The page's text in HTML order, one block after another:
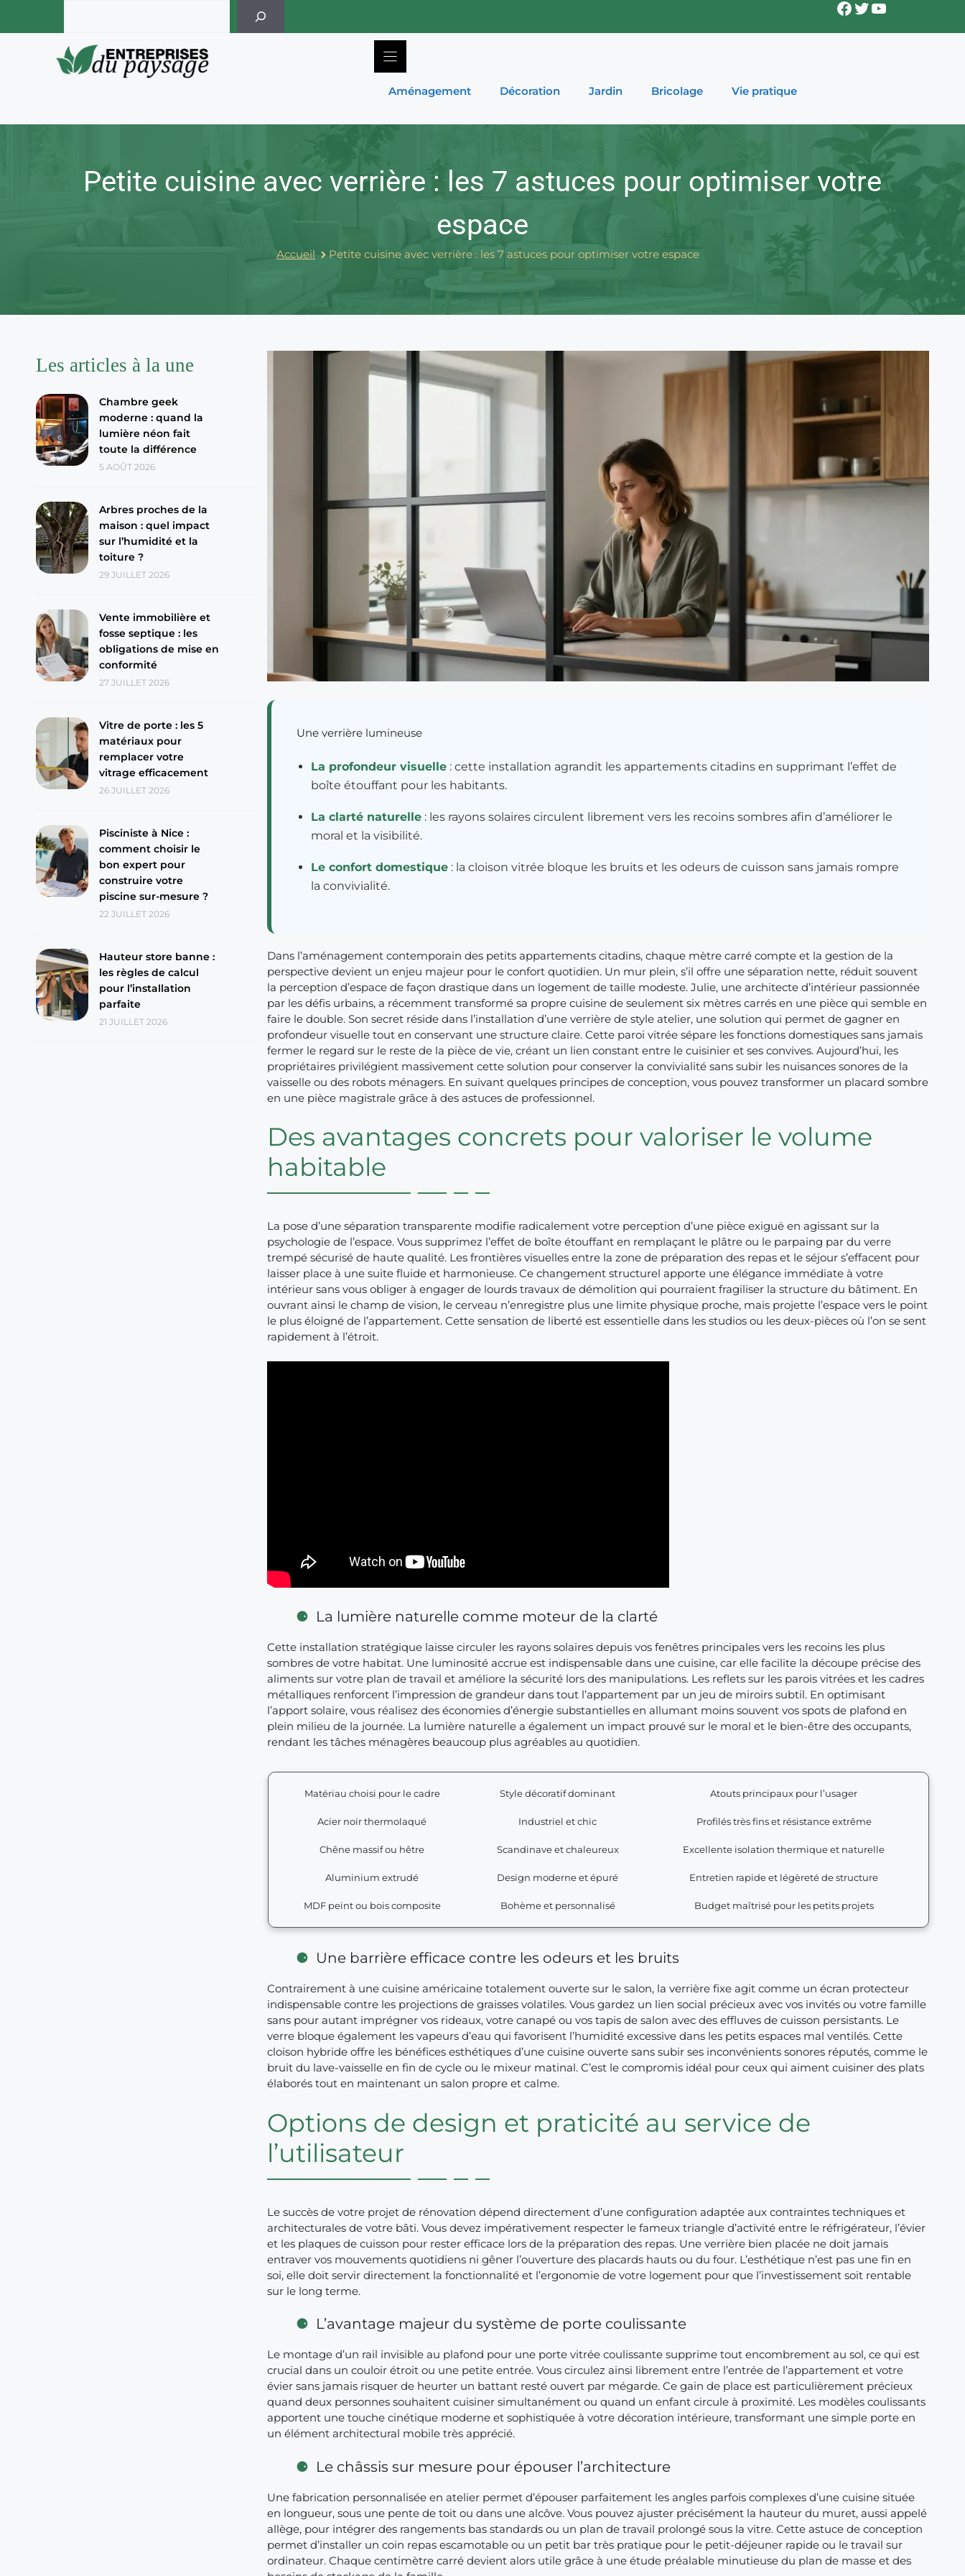
Facebook
Twitter
YouTube
Aménagement Décoration Jardin Bricolage Vie pratique
Petite cuisine avec verrière : les 7 astuces pour optimiser votre
espace
Accueil Petite cuisine avec verrière : les 7 astuces pour optimiser votre espace
Les articles à la une
Chambre geek
moderne : quand la
lumière néon fait
toute la différence
5 AOÛT 2026
Arbres proches de la
maison : quel impact
sur l’humidité et la
toiture ?
29 JUILLET 2026
Vente immobilière et
fosse septique : les
obligations de mise en
conformité
27 JUILLET 2026
Vitre de porte : les 5
matériaux pour
remplacer votre
vitrage efficacement
26 JUILLET 2026
Pisciniste à Nice :
comment choisir le
bon expert pour
construire votre
piscine sur-mesure ?
22 JUILLET 2026
Hauteur store banne :
les règles de calcul
pour l’installation
parfaite
21 JUILLET 2026
Une verrière lumineuse
La profondeur visuelle : cette installation agrandit les appartements citadins en supprimant l’effet de
boîte étouffant pour les habitants.
La clarté naturelle : les rayons solaires circulent librement vers les recoins sombres afin d’améliorer le
moral et la visibilité.
Le confort domestique : la cloison vitrée bloque les bruits et les odeurs de cuisson sans jamais rompre
la convivialité.
Dans l’aménagement contemporain des petits appartements citadins, chaque mètre carré compte et la gestion de la
perspective devient un enjeu majeur pour le confort quotidien. Un mur plein, s’il offre une séparation nette, réduit souvent
la perception d’espace de façon drastique dans un logement de taille modeste. Julie, une architecte d’intérieur passionnée
par les défis urbains, a récemment transformé sa propre cuisine de seulement six mètres carrés en une pièce qui semble en
faire le double. Son secret réside dans l’installation d’une verrière de style atelier, une solution qui permet de gagner en
profondeur visuelle tout en conservant une structure claire. Cette paroi vitrée sépare les fonctions domestiques sans jamais
fermer le regard sur le reste de la pièce de vie, créant un lien constant entre le cuisinier et ses convives. Aujourd’hui, les
propriétaires privilégient massivement cette solution pour conserver la convivialité sans subir les nuisances sonores de la
vaisselle ou des robots ménagers. En suivant quelques principes de conception, vous pouvez transformer un placard sombre
en une pièce magistrale grâce à des astuces de professionnel.
Des avantages concrets pour valoriser le volume
habitable
La pose d’une séparation transparente modifie radicalement votre perception d’une pièce exiguë en agissant sur la
psychologie de l’espace. Vous supprimez l’effet de boîte étouffant en remplaçant le plâtre ou le parpaing par du verre
trempé sécurisé de haute qualité. Les frontières visuelles entre la zone de préparation des repas et le séjour s’effacent pour
laisser place à une suite fluide et harmonieuse. Ce changement structurel apporte une élégance immédiate à votre
intérieur sans vous obliger à engager de lourds travaux de démolition qui pourraient fragiliser la structure du bâtiment. En
ouvrant ainsi le champ de vision, le cerveau n’enregistre plus une limite physique proche, mais projette l’espace vers le point
le plus éloigné de l’appartement. Cette sensation de liberté est essentielle dans les studios ou les deux-pièces où l’on se sent
rapidement à l’étroit.
La lumière naturelle comme moteur de la clarté
Cette installation stratégique laisse circuler les rayons solaires depuis vos fenêtres principales vers les recoins les plus
sombres de votre habitat. Une luminosité accrue est indispensable dans une cuisine, car elle facilite la découpe précise des
aliments sur votre plan de travail et améliore la sécurité lors des manipulations. Les reflets sur les parois vitrées et les cadres
métalliques renforcent l’impression de grandeur dans tout l’appartement par un jeu de miroirs subtil. En optimisant
l’apport solaire, vous réalisez des économies d’énergie substantielles en allumant moins souvent vos spots de plafond en
plein milieu de la journée. La lumière naturelle a également un impact prouvé sur le moral et le bien-être des occupants,
rendant les tâches ménagères beaucoup plus agréables au quotidien.
Matériau choisi pour le cadre Style décoratif dominant Atouts principaux pour l’usager
Acier noir thermolaqué Industriel et chic Profilés très fins et résistance extrême
Chêne massif ou hêtre Scandinave et chaleureux Excellente isolation thermique et naturelle
Aluminium extrudé Design moderne et épuré Entretien rapide et légèreté de structure
MDF peint ou bois composite Bohème et personnalisé Budget maîtrisé pour les petits projets
Une barrière efficace contre les odeurs et les bruits
Contrairement à une cuisine américaine totalement ouverte sur le salon, la verrière fixe agit comme un écran protecteur
indispensable contre les projections de graisses volatiles. Vous gardez un lien social précieux avec vos invités ou votre famille
sans pour autant imprégner vos rideaux, votre canapé ou vos tapis de salon avec des effluves de cuisson persistants. Le
verre bloque également les vapeurs d’eau qui favorisent l’humidité excessive dans les petits espaces mal ventilés. Cette
cloison hybride offre les bénéfices esthétiques d’une cuisine ouverte sans subir ses inconvénients sonores réputés, comme le
bruit du lave-vaisselle en fin de cycle ou le mixeur matinal. C’est le compromis idéal pour ceux qui aiment cuisiner des plats
élaborés tout en maintenant un salon propre et calme.
Options de design et praticité au service de
l’utilisateur
Le succès de votre projet de rénovation dépend directement d’une configuration adaptée aux contraintes techniques et
architecturales de votre bâti. Vous devez impérativement respecter le fameux triangle d’activité entre le réfrigérateur, l’évier
et les plaques de cuisson pour rester efficace lors de la préparation des repas. Une verrière bien placée ne doit jamais
entraver vos mouvements quotidiens ni gêner l’ouverture des placards hauts ou du four. L’esthétique n’est pas une fin en
soi, elle doit servir directement la fonctionnalité et l’ergonomie de votre logement pour que l’investissement soit rentable
sur le long terme.
L’avantage majeur du système de porte coulissante
Le montage d’un rail invisible au plafond pour une porte vitrée coulissante supprime tout encombrement au sol, ce qui est
crucial dans un couloir étroit ou une petite entrée. Vous circulez ainsi librement entre l’entrée de l’appartement et votre
évier sans jamais risquer de heurter un battant resté ouvert par mégarde. Ce gain de place est particulièrement précieux
quand deux personnes souhaitent cuisiner simultanément ou quand un enfant circule à proximité. Les modèles coulissants
apportent une touche cinétique moderne et sophistiquée à votre décoration intérieure, transformant une simple porte en
un élément architectural mobile très apprécié.
Le châssis sur mesure pour épouser l’architecture
Une fabrication personnalisée en atelier permet d’épouser parfaitement les angles parfois complexes d’une cuisine située
en longueur, sous une pente de toit ou dans une alcôve. Vous pouvez ajuster précisément la hauteur du muret, aussi appelé
allège, pour intégrer des rangements bas standards ou un plan de travail prolongé sous la vitre. Cette astuce de conception
permet d’installer un coin repas escamotable ou un petit bar très pratique pour le petit-déjeuner rapide ou le travail sur
ordinateur. Chaque centimètre carré devient alors utile grâce à une étude préalable minutieuse du plan de masse et des